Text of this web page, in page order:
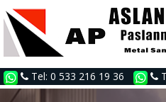
Tel: 0 533 216 19 36